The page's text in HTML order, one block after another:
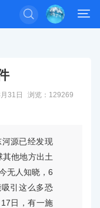


31日
浏览：129269
源已经发现
他地方出土
无人知晓，6
引这么多恐
日，有一施